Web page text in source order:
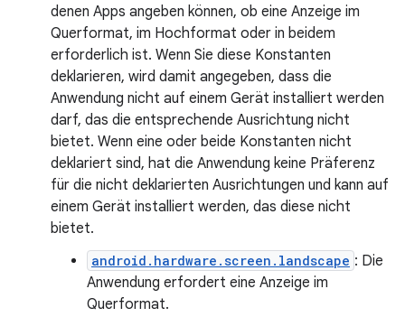
denen Apps angeben können, ob eine Anzeige im
Querformat, im Hochformat oder in beidem
erforderlich ist. Wenn Sie diese Konstanten
deklarieren, wird damit angegeben, dass die
Anwendung nicht auf einem Gerät installiert werden
darf, das die entsprechende Ausrichtung nicht
bietet. Wenn eine oder beide Konstanten nicht
deklariert sind, hat die Anwendung keine Präferenz
für die nicht deklarierten Ausrichtungen und kann auf
einem Gerät installiert werden, das diese nicht
bietet.
android.hardware.screen.landscape : Die
Anwendung erfordert eine Anzeige im
Querformat.